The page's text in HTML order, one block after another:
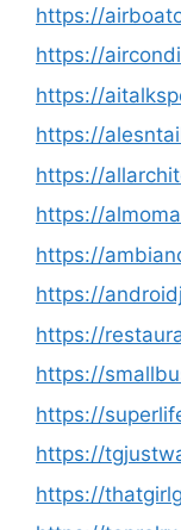
https://
https://
https://
https://
https://
https://
https://
https://
https://
https://
https://
https://
https://